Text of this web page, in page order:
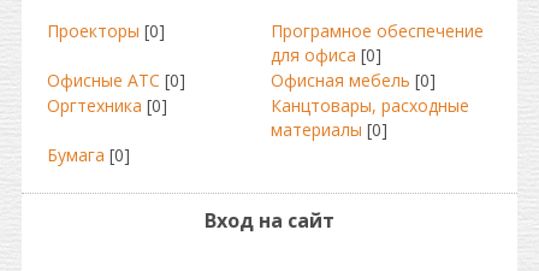
Проекторы [0]
Програмное обеспечение
для офиса [0]
Офисные АТС [0] Офисная мебель [0]
Оргтехника [0]
Канцтовары, расходные
материалы [0]
Бумага [0]
Вход на сайт